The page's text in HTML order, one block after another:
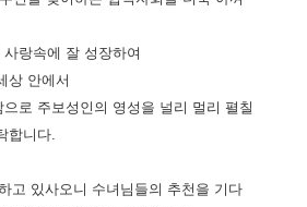
랑속에 잘 성장하여
상 안에서
으로 주보성인의 영성을 널리 멀리 펼칠
합니다.
고 있사오니 수녀님들의 추천을 기다